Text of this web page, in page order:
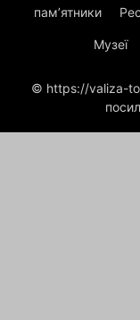
пам’ятники
Музеї
© https://valiza-